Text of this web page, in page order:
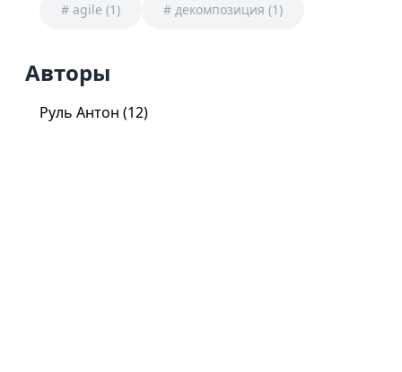
# agile (1) # декомпозиция (1)
Авторы
Руль Антон (12)